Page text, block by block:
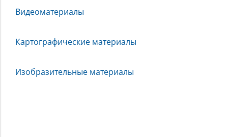
Видеоматериалы
Картографические материалы
Изобразительные материалы